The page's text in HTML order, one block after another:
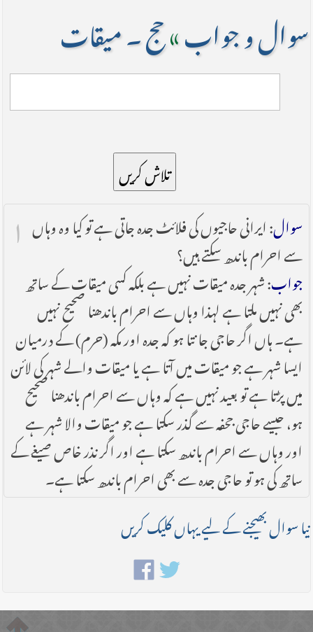
سوال و جواب»حج ۔ میقات
تلاش کریں
۱ سوال: ایرانی حاجیوں کی فلائٹ جدہ جاتی ہے تو کیا وہ وہاں
سے احرام باندھ سکتے ہیں؟
جواب: شہر جدہ میقات نہیں ہے بلکہ کسی میقات کے ساتھ
بھی نہیں ملتا ہے لہذا وہاں سے احرام باندھنا صحیح نہیں
ہے۔ ہاں اگر حاجی جانتا ہو کہ جدہ اور مکہ (حرم) کے درمیان
ایسا شہر ہے جو میقات میں آتا ہے یا میقات والے شہر کی لائن
میں پڑتا ہے تو بعید نہیں ہے کہ وہاں سے احرام باندھنا صحیح
ہو، جیسے حاجی جحفہ سے گذر سکتا ہے جو میقات والا شہر ہے
اور وہاں سے احرام باندھ سکتا ہے اور اگر نذر خاص صیغے کے
ساتھ کی ہو تو حاجی جدہ سے بھی احرام باندھ سکتا ہے۔
نیا سوال بھیجنے کے لیے یہاں کلیک کریں